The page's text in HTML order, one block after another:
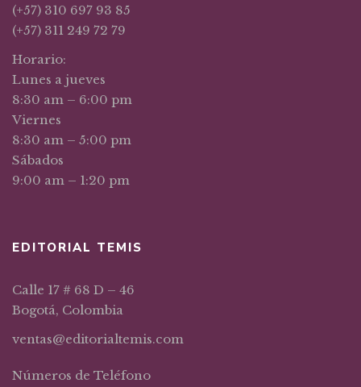
(+57) 310 697 93 85
(+57) 311 249 72 79
Horario:
Lunes a jueves
8:30 am – 6:00 pm
Viernes
8:30 am – 5:00 pm
Sábados
9:00 am – 1:20 pm
EDITORIAL TEMIS
Calle 17 # 68 D – 46
Bogotá, Colombia
ventas@editorialtemis.com
Números de Teléfono